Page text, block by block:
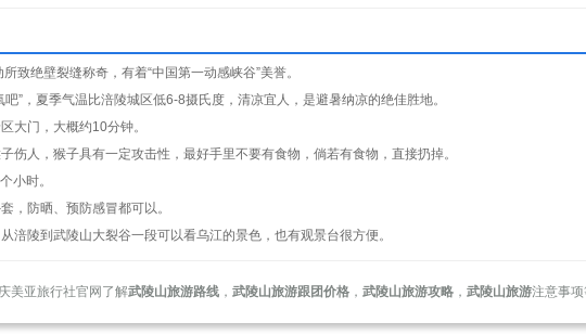
致绝壁裂缝称奇，有着“中国第一动感峡谷”美誉。
”，夏季气温比涪陵城区低6-8摄氏度，清凉宜人，是避暑纳凉的绝佳胜地。
大门，大概约10分钟。
人，猴子具有一定攻击性，最好手里不要有食物，倘若有食物，直接扔掉。
小时。
，防晒、预防感冒都可以。
陵到武陵山大裂谷一段可以看乌江的景色，也有观景台很方便。
美亚旅行社官网了解武陵山旅游路线 ， 武陵山旅游跟团价格 ， 武陵山旅游攻略 ， 武陵山旅游注意事项